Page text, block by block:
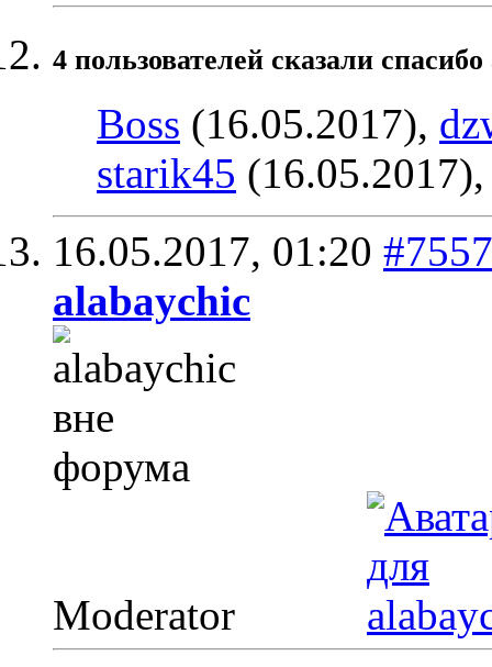
4 пользователей сказали
Boss (16.05.2017),
starik45
16.05.2017, 01:20 #7557
alabaychic
Moderator